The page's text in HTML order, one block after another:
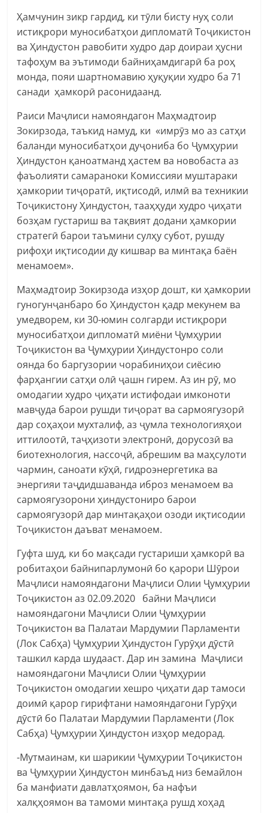
Ҳамчунин зикр гардид, ки тӯли бисту нуҳ соли
истиқрори муносибатҳои дипломатӣ Тоҷикистон
ва Ҳиндустон равобити худро дар доираи ҳусни
тафоҳум ва эътимоди байниҳамдигарӣ ба роҳ
монда, пояи шартномавию ҳуқуқии худро ба 71
санади ҳамкорӣ расонидаанд.
Раиси Маҷлиси намояндагон Маҳмадтоир
Зокирзода, таъкид намуд, ки «имрӯз мо аз сатҳи
баланди муносибатҳои дуҷониба бо Ҷумҳурии
Ҳиндустон қаноатманд ҳастем ва новобаста аз
фаъолияти самараноки Комиссияи муштараки
ҳамкории тиҷоратӣ, иқтисодӣ, илмӣ ва техникии
Тоҷикистону Ҳиндустон, тааҳҳуди худро ҷиҳати
бозҳам густариш ва тақвият додани ҳамкории
стратегӣ барои таъмини сулҳу субот, рушду
рифоҳи иқтисодии ду кишвар ва минтақа баён
менамоем».
Маҳмадтоир Зокирзода изҳор дошт, ки ҳамкории
гуногунҷанбаро бо Ҳиндустон қадр мекунем ва
умедворем, ки 30-юмин солгарди истиқрори
муносибатҳои дипломатӣ миёни Ҷумҳурии
Тоҷикистон ва Ҷумҳурии Ҳиндустонро соли
оянда бо баргузории чорабиниҳои сиёсию
фарҳангии сатҳи олӣ ҷашн гирем. Аз ин рӯ, мо
омодагии худро ҷиҳати истифодаи имконоти
мавҷуда барои рушди тиҷорат ва сармоягузорӣ
дар соҳаҳои мухталиф, аз ҷумла технологияҳои
иттилоотӣ, таҷҳизоти электронӣ, дорусозӣ ва
биотехнология, нассоҷӣ, абрешим ва маҳсулоти
чармин, саноати кӯҳӣ, гидроэнергетика ва
энергияи таҷдидшаванда иброз менамоем ва
сармоягузорони ҳиндустониро барои
сармоягузорӣ дар минтақаҳои озоди иқтисодии
Тоҷикистон даъват менамоем.
Гуфта шуд, ки бо мақсади густариши ҳамкорӣ ва
робитаҳои байнипарлумонӣ бо қарори Шӯрои
Маҷлиси намояндагони Маҷлиси Олии Ҷумҳурии
Тоҷикистон аз 02.09.2020 байни Маҷлиси
намояндагони Маҷлиси Олии Ҷумҳурии
Тоҷикистон ва Палатаи Мардумии Парламенти
(Лок Сабҳа) Ҷумҳурии Ҳиндустон Гурӯҳи дӯстӣ
ташкил карда шудааст. Дар ин замина Маҷлиси
намояндагони Маҷлиси Олии Ҷумҳурии
Тоҷикистон омодагии хешро ҷиҳати дар тамоси
доимӣ қарор гирифтани намояндагони Гурӯҳи
дӯстӣ бо Палатаи Мардумии Парламенти (Лок
Сабҳа) Ҷумҳурии Ҳиндустон изҳор медорад.
-Мутмаинам, ки шарикии Ҷумҳурии Тоҷикистон
ва Ҷумҳурии Ҳиндустон минбаъд низ бемайлон
ба манфиати давлатҳоямон, ба нафъи
халқҳоямон ва тамоми минтақа рушд хоҳад